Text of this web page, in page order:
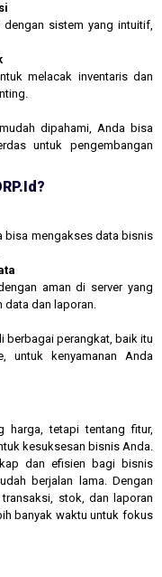
sistem yang intuitif,
melacak inventaris dan
dipahami, Anda bisa
untuk pengembangan
bisa mengakses data bisnis
aman di server yang
data dan laporan.
berbagai perangkat, baik itu
untuk kenyamanan Anda
harga, tetapi tentang fitur,
kesuksesan bisnis Anda.
dan efisien bagi bisnis
berjalan lama. Dengan
stok, dan laporan
banyak waktu untuk fokus